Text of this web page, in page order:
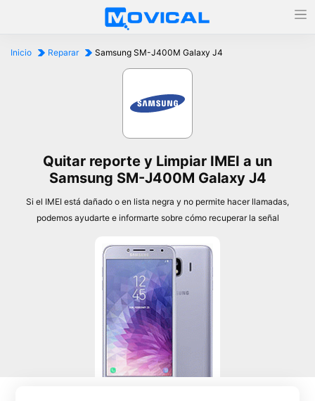
Inicio Reparar Samsung SM-J400M Galaxy J4
Quitar reporte y Limpiar IMEI a un
Samsung SM-J400M Galaxy J4
Si el IMEI está dañado o en lista negra y no permite hacer llamadas,
podemos ayudarte e informarte sobre cómo recuperar la señal